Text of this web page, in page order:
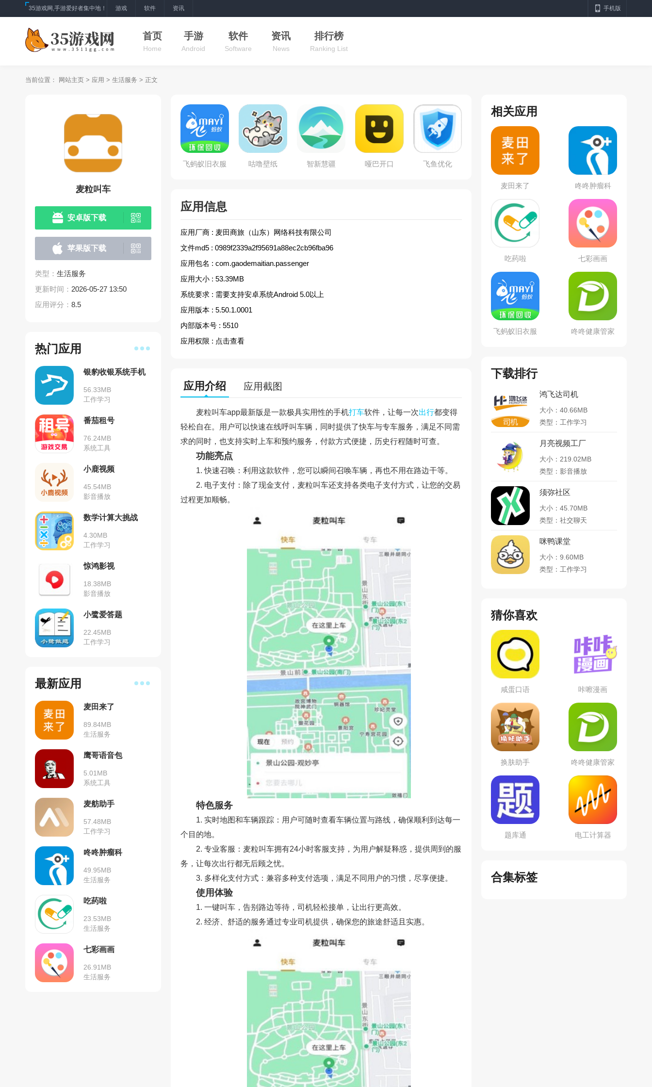
35游戏网,手游爱好者集中地！ 游戏 软件 资讯 手机版
首页
Home
手游
Android
软件
Software
资讯
News
排行榜
Ranking List
当前位置： 网站主页 > 应用 > 生活服务 > 正文
麦粒叫车
安卓版下载
苹果版下载
类型： 生活服务
更新时间： 2026-05-27 13:50
应用评分： 8.5
热门应用
银豹收银系统手机
56.33MB
工作学习
番茄租号
76.24MB
系统工具
小鹿视频
45.54MB
影音播放
数学计算大挑战
4.30MB
工作学习
惊鸿影视
18.38MB
影音播放
小鹭爱答题
22.45MB
工作学习
最新应用
麦田来了
89.84MB
生活服务
鹰哥语音包
5.01MB
系统工具
麦舫助手
57.48MB
工作学习
咚咚肿瘤科
49.95MB
生活服务
吃药啦
23.53MB
生活服务
七彩画画
26.91MB
生活服务
飞蚂蚁旧衣服
咕噜壁纸 智新慧疆 哑巴开口 飞鱼优化
应用信息
应用厂商 : 麦田商旅（山东）网络科技有限公司
文件md5 : 0989f2339a2f95691a88ec2cb96fba96
应用包名 : com.gaodemaitian.passenger
应用大小 : 53.39MB
系统要求 : 需要支持安卓系统Android 5.0以上
应用版本 : 5.50.1.0001
内部版本号 : 5510
应用权限 : 点击查看
应用介绍 应用截图
麦粒叫车app最新版是一款极具实用性的手机打车软件，让每一次出行都变得
轻松自在。用户可以快速在线呼叫车辆，同时提供了快车与专车服务，满足不同需
求的同时，也支持实时上车和预约服务，付款方式便捷，历史行程随时可查。
功能亮点
1. 快速召唤：利用这款软件，您可以瞬间召唤车辆，再也不用在路边干等。
2. 电子支付：除了现金支付，麦粒叫车还支持各类电子支付方式，让您的交易
过程更加顺畅。
特色服务
1. 实时地图和车辆跟踪：用户可随时查看车辆位置与路线，确保顺利到达每一
个目的地。
2. 专业客服：麦粒叫车拥有24小时客服支持，为用户解疑释惑，提供周到的服
务，让每次出行都无后顾之忧。
3. 多样化支付方式：兼容多种支付选项，满足不同用户的习惯，尽享便捷。
使用体验
1. 一键叫车，告别路边等待，司机轻松接单，让出行更高效。
2. 经济、舒适的服务通过专业司机提供，确保您的旅途舒适且实惠。
相关应用
麦田来了 咚咚肿瘤科
吃药啦 七彩画画
飞蚂蚁旧衣服
咚咚健康管家
下载排行
鸿飞达司机
大小：40.66MB
类型：工作学习
月亮视频工厂
大小：219.02MB
类型：影音播放
须弥社区
大小：45.70MB
类型：社交聊天
咪鸭课堂
大小：9.60MB
类型：工作学习
猜你喜欢
咸蛋口语 咔嚓漫画
换肤助手 咚咚健康管家
题库通 电工计算器
合集标签